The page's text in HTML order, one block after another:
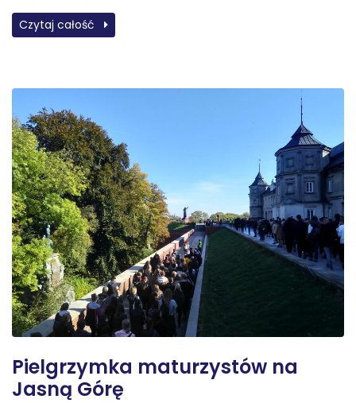
Czytaj całość
Pielgrzymka maturzystów na
Jasną Górę